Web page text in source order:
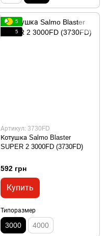
5
5
Артикул: 3730FD
Котушка Salmo Blaster
SUPER 2 3000FD (3730FD)
592 грн
Купить
Типоразмер
3000 4000